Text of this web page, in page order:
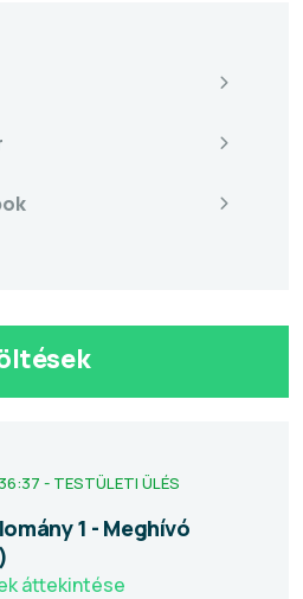
- TESTÜLETI ÜLÉS
1 - Meghívó
áttekintése